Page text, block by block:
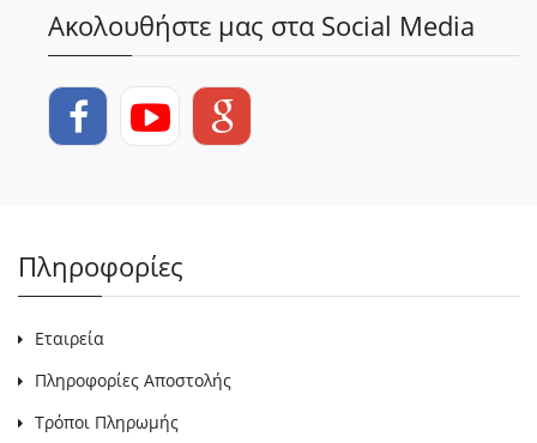
Ακολουθήστε μας στα Social Media
Πληροφορίες
Εταιρεία
Πληροφορίες Αποστολής
Τρόποι Πληρωμής